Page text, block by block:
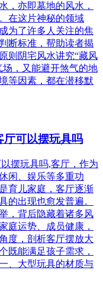
，亦即墓地的风水，
在这片神秘的领域
为了许多人关注的焦
断标准，帮助读者揭
则阴宅风水讲究“藏风
，又能避开煞气的地
等因素，都在潜移默
厅可以摆玩具吗
摆玩具吗,客厅，作为
闲、娱乐等多重功
育儿家庭，客厅逐渐
的出现也愈发普遍。
，背后隐藏着诸多风
庭运势、成员健康，
度，剖析客厅摆放大
既能满足孩子需求，
、大型玩具的材质与